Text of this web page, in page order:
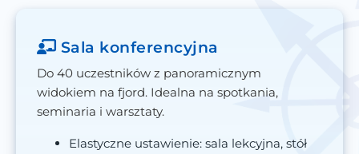
Sala konferencyjna
Do 40 uczestników z panoramicznym
widokiem na fjord. Idealna na spotkania,
seminaria i warsztaty.
Elastyczne ustawienie: sala lekcyjna, stół